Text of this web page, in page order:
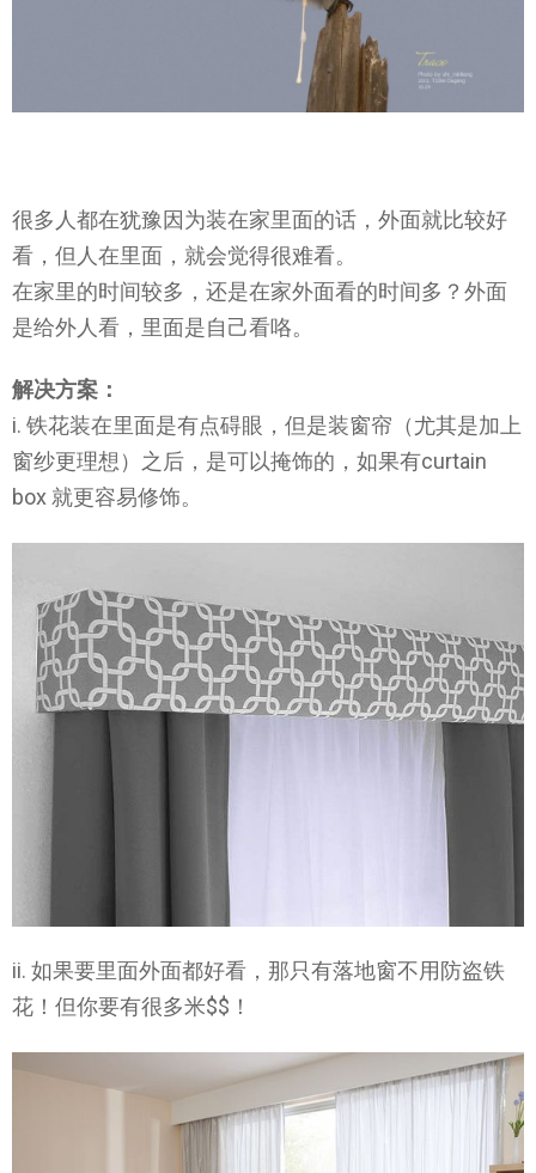
很多人都在犹豫因为装在家里面的话，外面就比较好
看，但人在里面，就会觉得很难看。
在家里的时间较多，还是在家外面看的时间多？外面
是给外人看，里面是自己看咯。
解决方案：
i. 铁花装在里面是有点碍眼，但是装窗帘（尤其是加上
窗纱更理想）之后，是可以掩饰的，如果有curtain
box 就更容易修饰。
ii. 如果要里面外面都好看，那只有落地窗不用防盗铁
花！但你要有很多米$$！